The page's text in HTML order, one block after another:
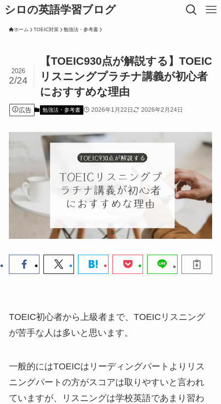
シロの英語学習ブログ
ホーム TOEIC対策 勉強法・参考書
【TOEIC930点が解説する】TOEIC
リスニングプラチナ講義が初心者
におすすめな理由
2026
2/24
広告 勉強法・参考書 2026年1月22日 2026年2月24日
TOEIC初心者から上級者まで、TOEICリスニング
が苦手な人は多いと思います。
一般的にはTOEICはリーディングパートよりリス
ニングパートの方がスコアは取りやすいと言われ
ていますが、リスニングは学校英語であまり習わ